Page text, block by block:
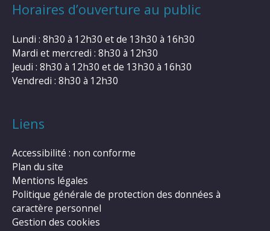
Horaires d’ouverture au public
Lundi : 8h30 à 12h30 et de 13h30 à 16h30
Mardi et mercredi : 8h30 à 12h30
Jeudi : 8h30 à 12h30 et de 13h30 à 16h30
Vendredi : 8h30 à 12h30
Liens
Accessibilité : non conforme
Plan du site
Mentions légales
Politique générale de protection des données à
caractère personnel
Gestion des cookies